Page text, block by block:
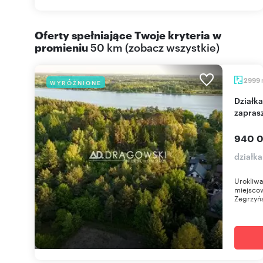
Oferty spełniające Twoje kryteria w
promieniu50 km (zobacz wszystkie)
WYRÓŻNIONE 2999
Działka 2999 m² pod zabudowę w Jachrance -
940